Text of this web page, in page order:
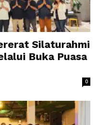
Silaturahmi
Buka Puasa
0